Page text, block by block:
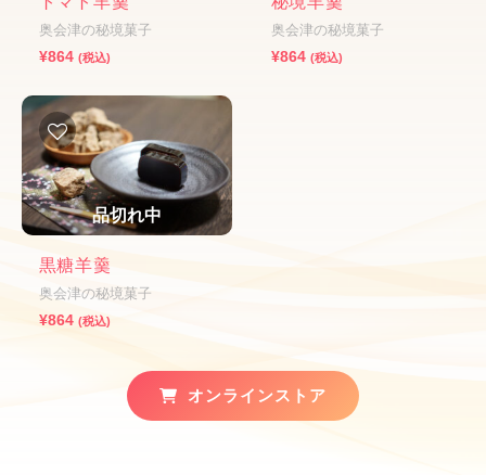
奥会津の秘境菓子
¥864 (税込)
奥会津の秘境菓子
¥864 (税込)
品切れ中
黒糖羊羹
奥会津の秘境菓子
¥864 (税込)
オンラインストア